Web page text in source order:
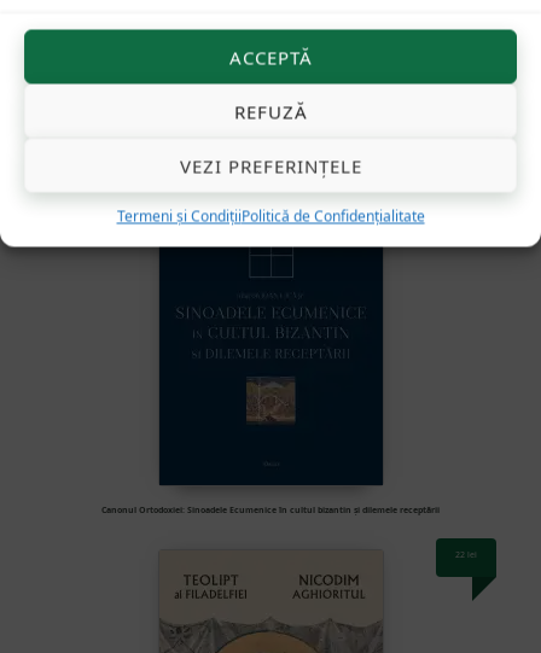
ACCEPTĂ
REFUZĂ
VEZI PREFERINȚELE
Termeni și CondițiiPolitică de Confidențialitate
Împărtășirea continuă cu Sfintele Taine. Dosarul unei controverse — mărturiile Tradiției
Canonul Ortodoxiei: Sinoadele Ecumenice în cultul bizantin și dilemele receptării
22lei